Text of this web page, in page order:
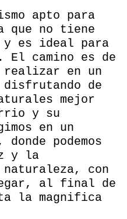
apto para
no tiene
es ideal para
camino es de
realizar en un
disfrutando de
mejor
y su
en un
podemos
y la
con
al final de
la magnifica